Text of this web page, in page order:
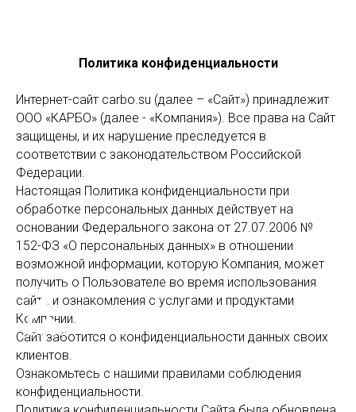
Политика конфиденциальности
Интернет-сайт carbo.su (далее – «Сайт») принадлежит
ООО «КАРБО» (далее - «Компания»). Все права на Сайт
защищены, и их нарушение преследуется в
соответствии с законодательством Российской
Федерации.
Настоящая Политика конфиденциальности при
обработке персональных данных действует на
основании Федерального закона от 27.07.2006 №
152-ФЗ «О персональных данных» в отношении
возможной информации, которую Компания, может
получить о Пользователе во время использования
сайта и ознакомления с услугами и продуктами
Компании.
Сайт заботится о конфиденциальности данных своих
клиентов.
Ознакомьтесь с нашими правилами соблюдения
конфиденциальности.